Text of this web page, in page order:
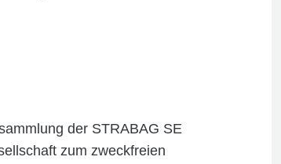
der STRABAG SE
zum zweckfreien